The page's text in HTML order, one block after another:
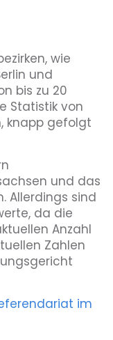
wie
und
bis zu 20
Statistik von
knapp gefolgt
und das
Allerdings sind
da die
Anzahl
Zahlen
im